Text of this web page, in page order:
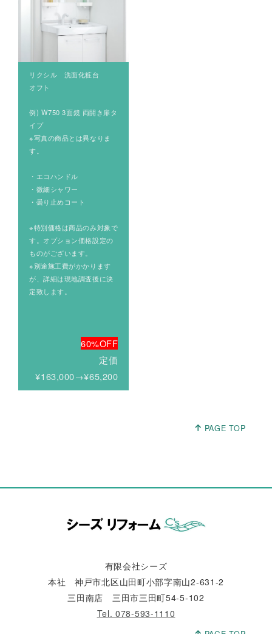
リクシル 洗面化粧台
オフト
例) W750 3面鏡 両開き扉タ
イプ
※写真の商品とは異なりま
す。
・エコハンドル
・微細シャワー
・曇り止めコート
※特別価格は商品のみ対象で
す。オプション価格設定の
ものがございます。
※別途施工費がかかります
が、詳細は現地調査後に決
定致します。
60%OFF
定価
¥163,000→¥65,200
PAGE TOP
有限会社シーズ
本社 神戸市北区山田町小部字南山2-631-2
三田南店 三田市三田町54-5-102
Tel. 078-593-1110